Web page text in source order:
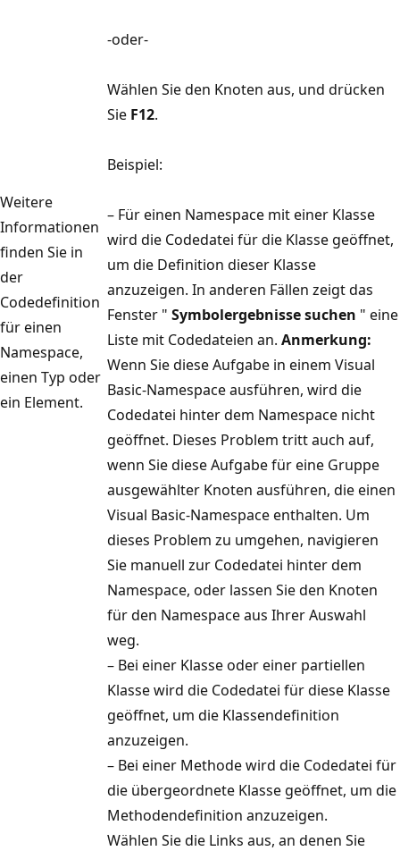
Weitere
Informationen
finden Sie in
der
Codedefinition
für einen
Namespace,
einen Typ oder
ein Element.
-oder-
Wählen Sie den Knoten aus, und drücken
Sie F12.
Beispiel:
– Für einen Namespace mit einer Klasse
wird die Codedatei für die Klasse geöffnet,
um die Definition dieser Klasse
anzuzeigen. In anderen Fällen zeigt das
Fenster " Symbolergebnisse suchen " eine
Liste mit Codedateien an. Anmerkung:
Wenn Sie diese Aufgabe in einem Visual
Basic-Namespace ausführen, wird die
Codedatei hinter dem Namespace nicht
geöffnet. Dieses Problem tritt auch auf,
wenn Sie diese Aufgabe für eine Gruppe
ausgewählter Knoten ausführen, die einen
Visual Basic-Namespace enthalten. Um
dieses Problem zu umgehen, navigieren
Sie manuell zur Codedatei hinter dem
Namespace, oder lassen Sie den Knoten
für den Namespace aus Ihrer Auswahl
weg.
– Bei einer Klasse oder einer partiellen
Klasse wird die Codedatei für diese Klasse
geöffnet, um die Klassendefinition
anzuzeigen.
– Bei einer Methode wird die Codedatei für
die übergeordnete Klasse geöffnet, um die
Methodendefinition anzuzeigen.
Wählen Sie die Links aus, an denen Sie